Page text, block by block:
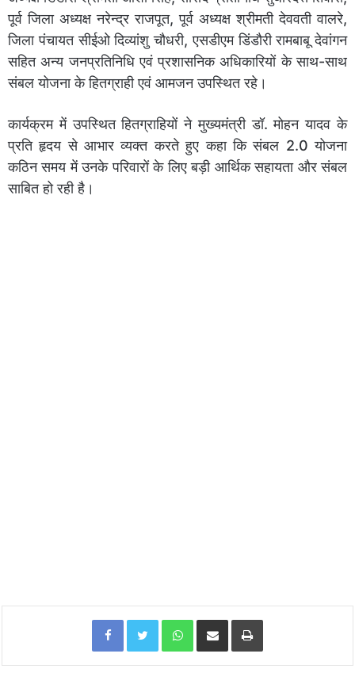
पूर्व जिला अध्यक्ष नरेन्द्र राजपूत, पूर्व अध्यक्ष श्रीमती देववती वालरे,
जिला पंचायत सीईओ दिव्यांशु चौधरी, एसडीएम डिंडौरी रामबाबू देवांगन
सहित अन्य जनप्रतिनिधि एवं प्रशासनिक अधिकारियों के साथ-साथ
संबल योजना के हितग्राही एवं आमजन उपस्थित रहे।
कार्यक्रम में उपस्थित हितग्राहियों ने मुख्यमंत्री डॉ. मोहन यादव के
प्रति हृदय से आभार व्यक्त करते हुए कहा कि संबल 2.0 योजना
कठिन समय में उनके परिवारों के लिए बड़ी आर्थिक सहायता और संबल
साबित हो रही है।
Facebook Twitter WhatsApp